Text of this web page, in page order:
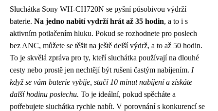
Sluchátka Sony WH-CH720N se pyšní působivou výdrží
baterie. Na jedno nabití vydrží hrát až 35 hodin, a to i s
aktivním potlačením hluku. Pokud se rozhodnete pro poslech
bez ANC, můžete se těšit na ještě delší výdrž, a to až 50 hodin.
To je skvělá zpráva pro ty, kteří sluchátka používají na dlouhé
cesty nebo prostě jen nechtějí být rušeni častým nabíjením. I
když se vám baterie vybije, stačí 10 minut nabíjení a získáte
další hodinu poslechu. To je ideální, pokud spěcháte a
potřebujete sluchátka rychle nabít. V porovnání s konkurencí se